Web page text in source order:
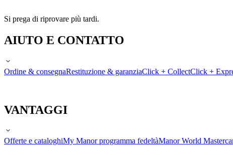
Si prega di riprovare più tardi.
AIUTO E CONTATTO
Ordine & consegnaRestituzione & garanziaClick + CollectClick +
VANTAGGI
Offerte e cataloghiMy Manor programma fedeltàManor World